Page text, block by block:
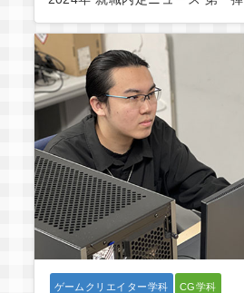
ゲームクリエイター学科 CG学科